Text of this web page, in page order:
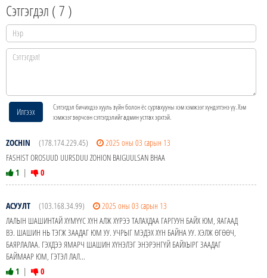
Сэтгэгдэл (7 )
Илгээх
Сэтгэгдэл бичихдээ хууль зүйн болон ёс суртахууны хэм хэмжээг хүндэтгэнэ үү. Хэм
хэмжээг зөрчсөн сэтгэгдэлийг админ устгах эрхтэй.
ZOCHIN (178.174.229.45)
2025 оны 03 сарын 13
FASHIST OROSUUD UURSDUU ZOHION BAIGUULSAN BHAA
1 | 0
АСУУЛТ (103.168.34.99)
2025 оны 03 сарын 13
ЛАЛЫН ШАШИНТАЙ ХҮМҮҮС ХҮН АЛЖ ХҮРЭЭ ТАЛАХДАА ГАРГУУН БАЙХ ЮМ, ЯАГААД
ВЭ. ШАШИН НЬ ТЭГЖ ЗААДАГ ЮМ УУ. УЧРЫГ МЭДЭХ ХҮН БАЙНА УУ. ХЭЛЖ ӨГӨӨЧ,
БАЯРЛАЛАА. ГЭХДЭЭ ЯМАРЧ ШАШИН ХҮНЭЛЭГ ЭНЭРЭНГҮЙ БАЙХЫРГ ЗААДАГ
БАЙМААР ЮМ, ГЭТЭЛ ЛАЛ...
1 | 0